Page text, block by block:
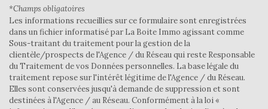
Nombre d'habitants
1 160
Propriétaires (vs. locataires)
66,11 %
Taxe habitation
17,84 %
Taxe foncière
22,69 %
Habitants de moins de 25 ans
25,99 %
*Champs obligatoires
Les informations recueillies sur ce formulaire sont enregistrées
dans un fichier informatisé par La Boite Immo agissant comme
Sous-traitant du traitement pour la gestion de la
clientèle/prospects de l'Agence / du Réseau qui reste Responsable
du Traitement de vos Données personnelles. La base légale du
traitement repose sur l'intérêt légitime de l'Agence / du Réseau.
Elles sont conservées jusqu'à demande de suppression et sont
destinées à l'Agence / au Réseau. Conformément à la loi «